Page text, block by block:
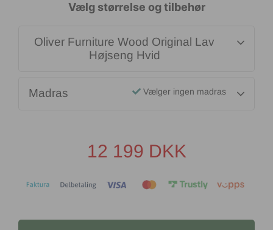
Vælg størrelse og tilbehør
Oliver Furniture Wood Original Lav
Højseng Hvid
Madras Vælger ingen madras
12 199 DKK